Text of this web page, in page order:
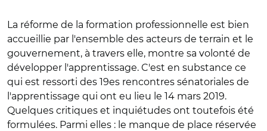
La réforme de la formation professionnelle est bien
accueillie par l'ensemble des acteurs de terrain et le
gouvernement, à travers elle, montre sa volonté de
développer l'apprentissage. C'est en substance ce
qui est ressorti des 19es rencontres sénatoriales de
l'apprentissage qui ont eu lieu le 14 mars 2019.
Quelques critiques et inquiétudes ont toutefois été
formulées. Parmi elles : le manque de place réservée